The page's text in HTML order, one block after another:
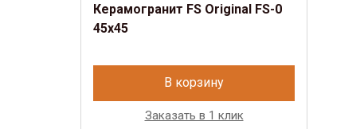
Керамогранит FS Original FS-0
45x45
В корзину
Заказать в 1 клик